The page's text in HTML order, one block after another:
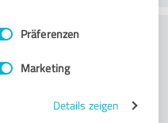
Präferenzen
Marketing
Details zeigen